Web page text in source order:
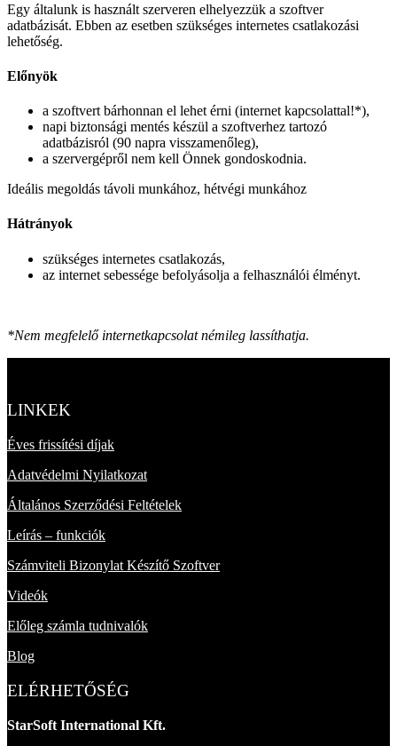
Egy általunk is használt szerveren elhelyezzük a szoftver
adatbázisát. Ebben az esetben szükséges internetes csatlakozási
lehetőség.
Előnyök
a szoftvert bárhonnan el lehet érni (internet kapcsolattal!*),
napi biztonsági mentés készül a szoftverhez tartozó
adatbázisról (90 napra visszamenőleg),
a szervergépről nem kell Önnek gondoskodnia.
Ideális megoldás távoli munkához, hétvégi munkához
Hátrányok
szükséges internetes csatlakozás,
az internet sebessége befolyásolja a felhasználói élményt.
*Nem megfelelő internetkapcsolat némileg lassíthatja.
LINKEK
Éves frissítési díjak
Adatvédelmi Nyilatkozat
Általános Szerződési Feltételek
Leírás – funkciók
Számviteli Bizonylat Készítő Szoftver
Videók
Előleg számla tudnivalók
Blog
ELÉRHETŐSÉG
StarSoft International Kft.